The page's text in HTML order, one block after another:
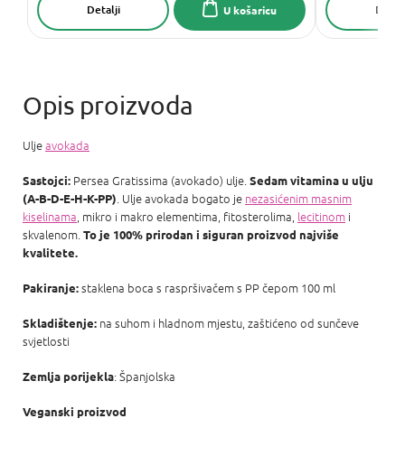
U košaricu
Detalji
Uljeavokada
Sastojci: Persea Gratissima (avokado) ulje. Sedam vitamina u ulju
(A-B-D-E-H-K-PP) . Ulje avokada bogato je nezasićenim masnim
kiselinama , mikro i makro elementima, fitosterolima, lecitinom i
skvalenom. To je 100% prirodan i siguran proizvod najviše
kvalitete.
Pakiranje:staklena boca s raspršivačem s PP čepom 100 ml
Skladištenje: na suhom i hladnom mjestu, zaštićeno od sunčeve
svjetlosti
Zemlja porijekla: Španjolska
Veganski proizvod